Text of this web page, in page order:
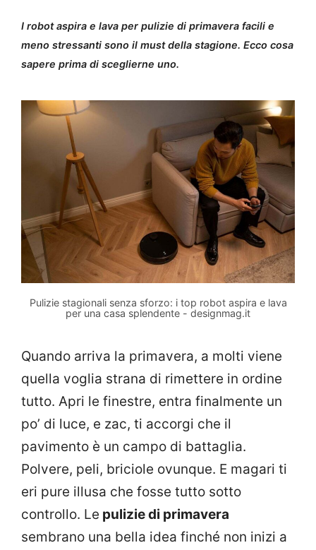
I robot aspira e lava per pulizie di primavera facili e
meno stressanti sono il must della stagione. Ecco cosa
sapere prima di sceglierne uno.
Pulizie stagionali senza sforzo: i top robot aspira e lava
per una casa splendente - designmag.it
Quando arriva la primavera, a molti viene
quella voglia strana di rimettere in ordine
tutto. Apri le finestre, entra finalmente un
po’ di luce, e zac, ti accorgi che il
pavimento è un campo di battaglia.
Polvere, peli, briciole ovunque. E magari ti
eri pure illusa che fosse tutto sotto
controllo. Le pulizie di primavera
sembrano una bella idea finché non inizi a